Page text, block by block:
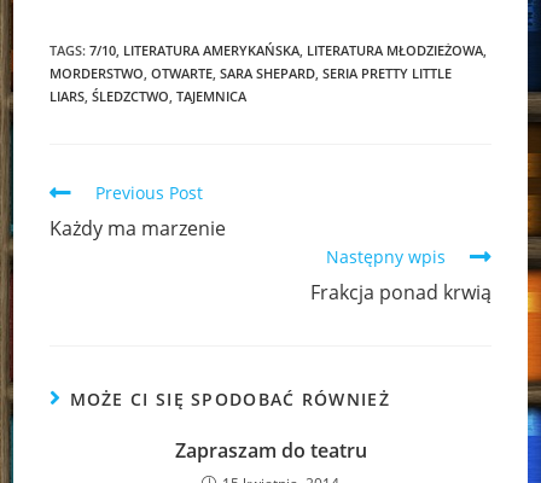
TAGS:7/10 LITERATURA AMERYKAŃSKA LITERATURA MŁODZIEŻOWA
MORDERSTWO OTWARTE SARA SHEPARD SERIA PRETTY LITTLE
LIARS ŚLEDZCTWO TAJEMNICA
Read
articles
Previous Post
Każdy ma marzenie
Następny wpis
Frakcja ponad krwią
MOŻE CI SIĘ SPODOBAĆ RÓWNIEŻ
Zapraszam do teatru